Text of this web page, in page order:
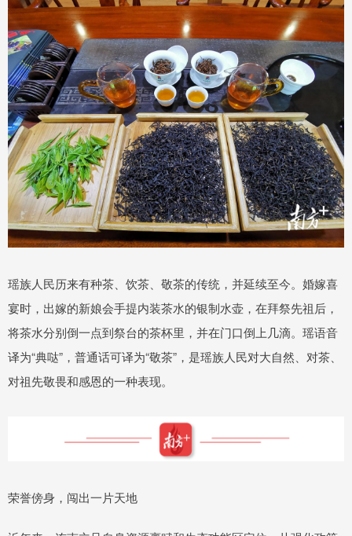
瑶族人民历来有种茶、饮茶、敬茶的传统，并延续至今。婚嫁喜
宴时，出嫁的新娘会手提内装茶水的银制水壶，在拜祭先祖后，
将茶水分别倒一点到祭台的茶杯里，并在门口倒上几滴。瑶语音
译为“典哒”，普通话可译为“敬茶”，是瑶族人民对大自然、对茶、
对祖先敬畏和感恩的一种表现。
荣誉傍身，闯出一片天地